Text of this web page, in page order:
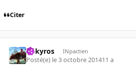
Citer
Aekyros INpactien
Posté(e) le 3 octobre 201411 a